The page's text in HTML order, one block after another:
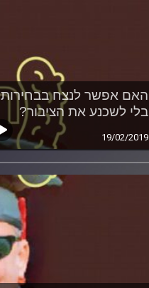
האם אפשר לנצח בבחירות
בלי לשכנע את הציבור?
19/02/2019